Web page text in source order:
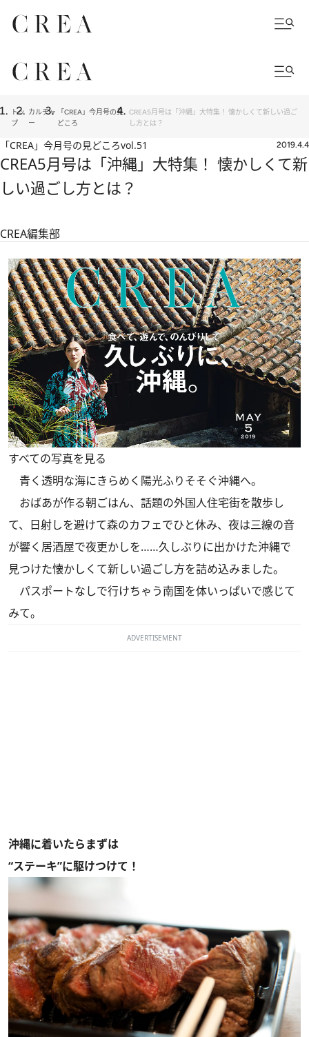
トッ
プ
カルチャ
ー
「CREA」今月号の見
どころ
CREA5月号は「沖縄」大特集！ 懐かしくて新しい過ご
し方とは？
「CREA」今月号の見どころvol.51 2019.4.4
CREA5月号は「沖縄」大特集！ 懐かしくて新
しい過ごし方とは？
CREA編集部
すべての写真を見る
青く透明な海にきらめく陽光ふりそそぐ沖縄へ。
おばあが作る朝ごはん、話題の外国人住宅街を散歩し
て、日射しを避けて森のカフェでひと休み、夜は三線の音
が響く居酒屋で夜更かしを……久しぶりに出かけた沖縄で
見つけた懐かしくて新しい過ごし方を詰め込みました。
パスポートなしで行けちゃう南国を体いっぱいで感じて
みて。
ADVERTISEMENT
沖縄に着いたらまずは
“ステーキ”に駆けつけて！